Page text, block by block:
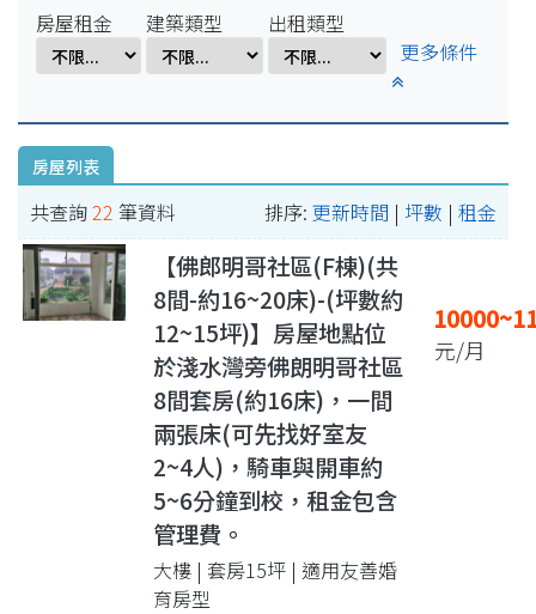
房屋租金
建築類型
出租類型
更多條件
房屋列表
共查詢22 筆資料 排序: 更新時間 | 坪數 | 租金
【佛郎明哥社區(F棟)(共
8間-約16~20床)-(坪數約
12~15坪)】房屋地點位
於淺水灣旁佛朗明哥社區
8間套房(約16床)，一間
兩張床(可先找好室友
2~4人)，騎車與開車約
5~6分鐘到校，租金包含
管理費。
大樓 | 套房15坪 | 適用友善婚
育房型
元/月